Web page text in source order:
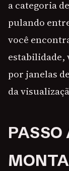
a categoria
pulando
você
estabilidade,
por janelas
da
PASSO